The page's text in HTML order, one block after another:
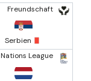
Freundschaft
Serbien
Nations League